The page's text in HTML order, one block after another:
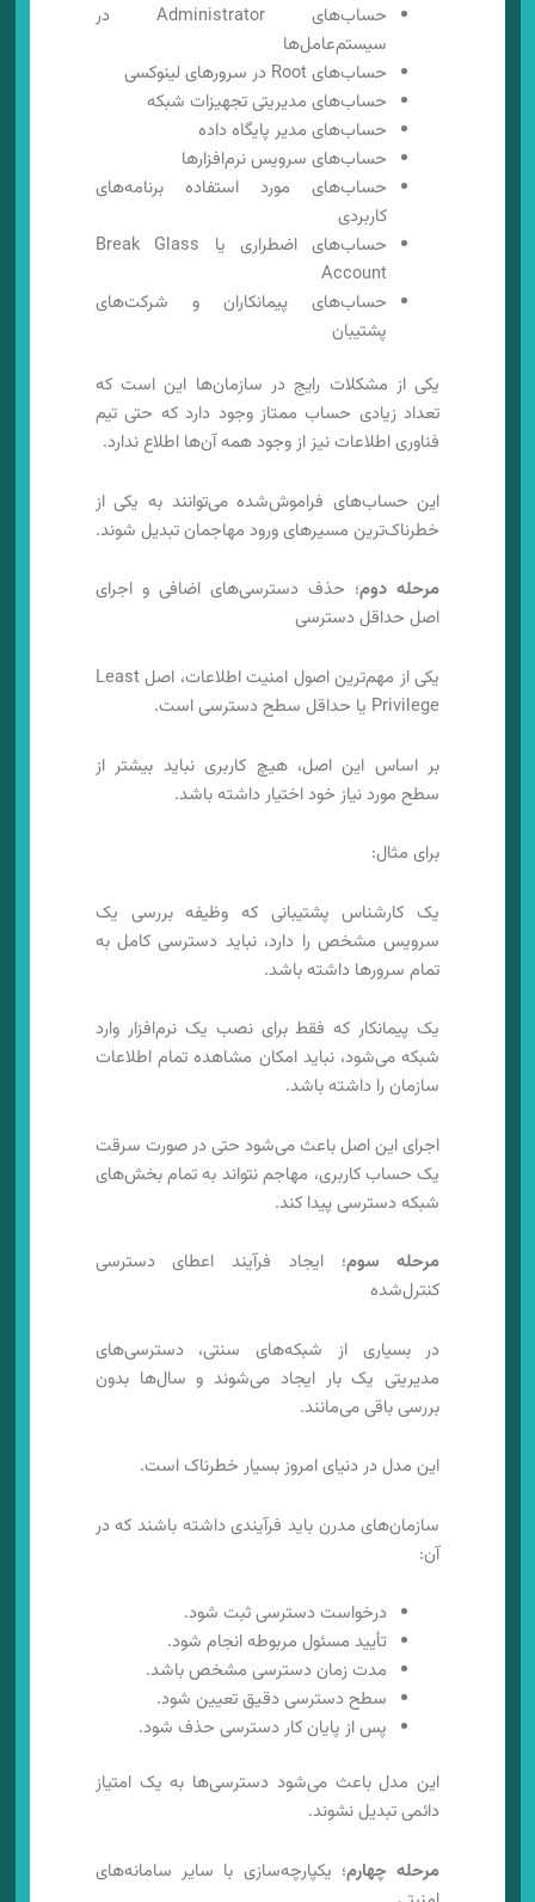
حساب‌های Administrator در
سیستم‌عامل‌ها
حساب‌های Root در سرورهای لینوکسی
حساب‌های مدیریتی تجهیزات شبکه
حساب‌های مدیر پایگاه داده
حساب‌های سرویس نرم‌افزارها
حساب‌های مورد استفاده برنامه‌های
کاربردی
حساب‌های اضطراری یا Break Glass
Account
حساب‌های پیمانکاران و شرکت‌های
پشتیبان
یکی از مشکلات رایج در سازمان‌ها این است که
تعداد زیادی حساب ممتاز وجود دارد که حتی تیم
فناوری اطلاعات نیز از وجود همه آن‌ها اطلاع ندارد.
این حساب‌های فراموش‌شده می‌توانند به یکی از
خطرناک‌ترین مسیرهای ورود مهاجمان تبدیل شوند.
مرحله دوم؛ حذف دسترسی‌های اضافی و اجرای
اصل حداقل دسترسی
یکی از مهم‌ترین اصول امنیت اطلاعات، اصل Least
Privilege یا حداقل سطح دسترسی است.
بر اساس این اصل، هیچ کاربری نباید بیشتر از
سطح مورد نیاز خود اختیار داشته باشد.
برای مثال:
یک کارشناس پشتیبانی که وظیفه بررسی یک
سرویس مشخص را دارد، نباید دسترسی کامل به
تمام سرورها داشته باشد.
یک پیمانکار که فقط برای نصب یک نرم‌افزار وارد
شبکه می‌شود، نباید امکان مشاهده تمام اطلاعات
سازمان را داشته باشد.
اجرای این اصل باعث می‌شود حتی در صورت سرقت
یک حساب کاربری، مهاجم نتواند به تمام بخش‌های
شبکه دسترسی پیدا کند.
مرحله سوم؛ ایجاد فرآیند اعطای دسترسی
کنترل‌شده
در بسیاری از شبکه‌های سنتی، دسترسی‌های
مدیریتی یک بار ایجاد می‌شوند و سال‌ها بدون
بررسی باقی می‌مانند.
این مدل در دنیای امروز بسیار خطرناک است.
سازمان‌های مدرن باید فرآیندی داشته باشند که در
آن:
درخواست دسترسی ثبت شود.
تأیید مسئول مربوطه انجام شود.
مدت زمان دسترسی مشخص باشد.
سطح دسترسی دقیق تعیین شود.
پس از پایان کار دسترسی حذف شود.
این مدل باعث می‌شود دسترسی‌ها به یک امتیاز
دائمی تبدیل نشوند.
مرحله چهارم؛ یکپارچه‌سازی با سایر سامانه‌های